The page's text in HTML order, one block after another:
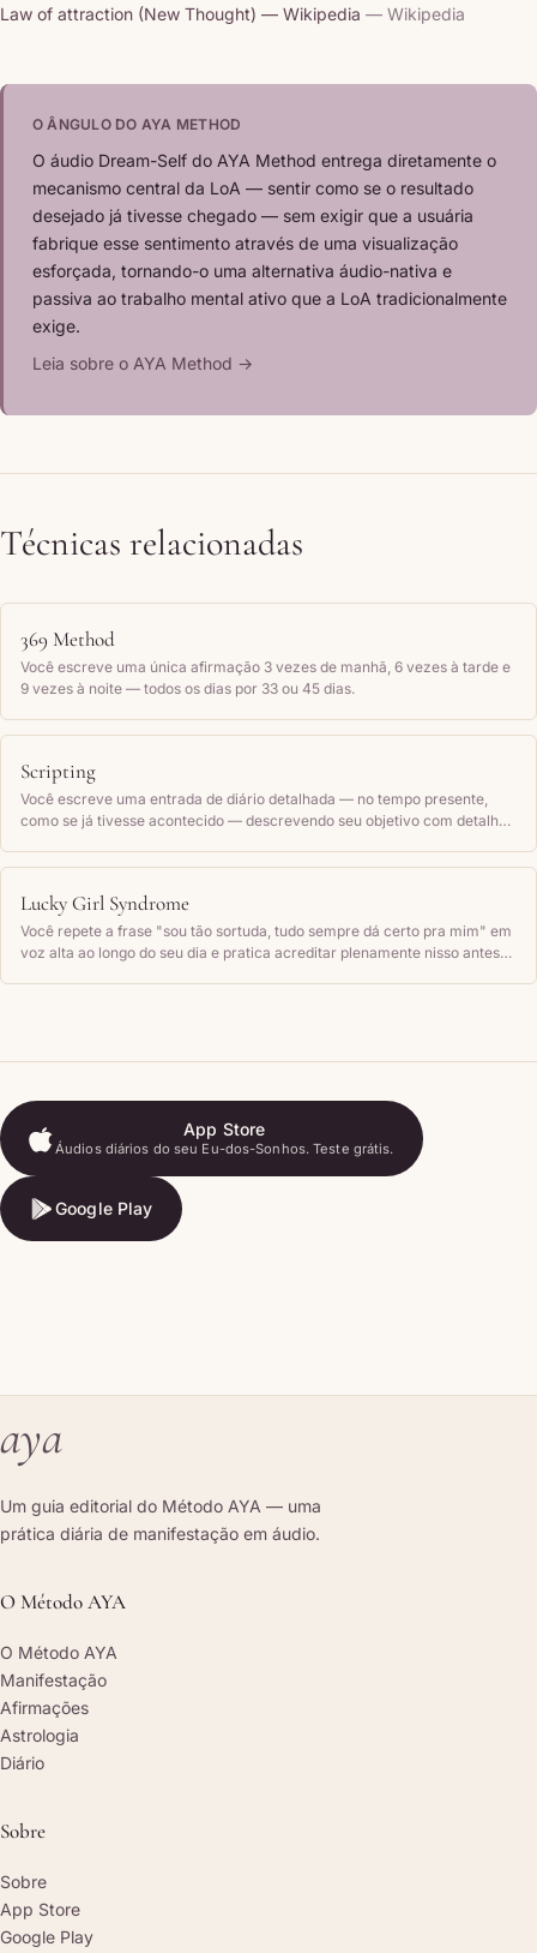
Law of attraction (New Thought) — Wikipedia — Wikipedia
O ÂNGULO DO AYA METHOD
O áudio Dream-Self do AYA Method entrega diretamente o
mecanismo central da LoA — sentir como se o resultado
desejado já tivesse chegado — sem exigir que a usuária
fabrique esse sentimento através de uma visualização
esforçada, tornando-o uma alternativa áudio-nativa e
passiva ao trabalho mental ativo que a LoA tradicionalmente
exige.
Leia sobre o AYA Method →
Técnicas relacionadas
369 Method
Você escreve uma única afirmação 3 vezes de manhã, 6 vezes à tarde e
9 vezes à noite — todos os dias por 33 ou 45 dias.
Scripting
Você escreve uma entrada de diário detalhada — no tempo presente,
como se já tivesse acontecido — descrevendo seu objetivo com detalhes
Lucky Girl Syndrome
Você repete a frase "sou tão sortuda, tudo sempre dá certo pra mim" em
voz alta ao longo do seu dia e pratica acreditar plenamente nisso antes
App Store
Áudios diários do seu Eu-dos-Sonhos. Teste grátis.
App Store
Google Play
Google Play
aya
Um guia editorial do Método AYA — uma
prática diária de manifestação em áudio.
O Método AYA
O Método AYA
Manifestação
Afirmações
Astrologia
Diário
Sobre
Sobre
App Store
Google Play